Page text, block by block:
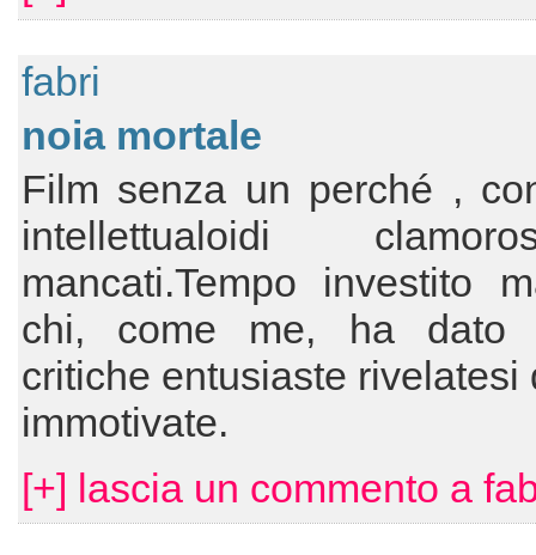
fabri
noia mortale
Film senza un perché ,
intellettualoidi
mancati.Tempo investito
chi, come me, ha dato
critiche entusiaste rivelatesi
immotivate.
[+] lascia un commento a